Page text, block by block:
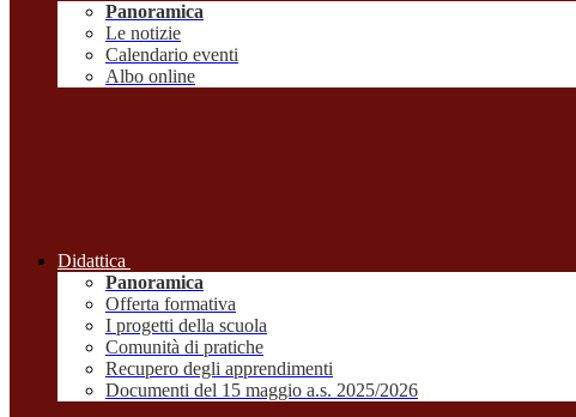
Panoramica
Le notizie
Calendario eventi
Albo online
Didattica
Panoramica
Offerta formativa
I progetti della scuola
Comunità di pratiche
Recupero degli apprendimenti
Documenti del 15 maggio a.s. 2025/2026